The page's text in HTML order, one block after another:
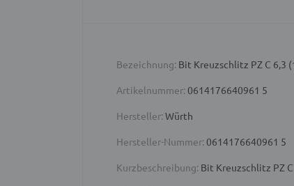
Bezeichnung: Bit Kreuzschlitz PZ C 6,3
Artikelnummer: 0614176640961 5
Hersteller: Würth
Hersteller-Nummer: 0614176640961 5
Kurzbeschreibung: Bit Kreuzschlitz PZ